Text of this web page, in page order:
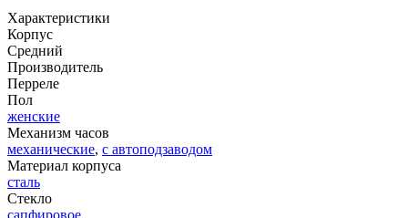
Характеристики
Корпус
Средний
Производитель
Перреле
Пол
женские
Механизм часов
механические, с автоподзаводом
Материал корпуса
сталь
Стекло
сапфировое